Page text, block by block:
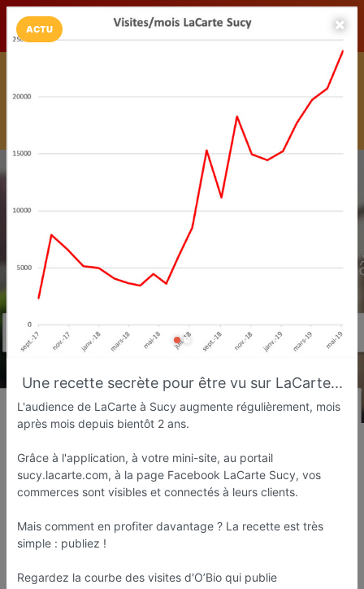
LaCarte Play Store
Téléchargez gratuitement l'app LaCarte pour suivre vos
Web agency
Sucy-en-Brie
Favori Contacter
Ouvre dès 09:00
ACTU
Une recette secrète pour être vu sur LaCarte...
L'audience de LaCarte à Sucy augmente régulièrement, mois
après mois depuis bientôt 2 ans.
Grâce à l'application, à votre mini-site, au portail
sucy.lacarte.com, à la page Facebook LaCarte Sucy, vos
commerces sont visibles et connectés à leurs clients.
Mais comment en profiter davantage ? La recette est très
simple : publiez !
Regardez la courbe des visites d'O’Bio qui publie